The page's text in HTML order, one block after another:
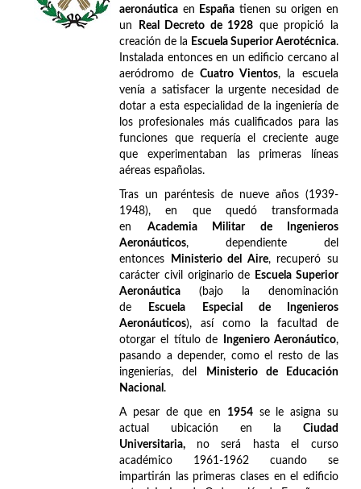
aeronáutica en España tienen su origen en
un
Real Decreto de 1928 que propició la
creación de la Escuela Superior Aerotécnica.
Instalada entonces en un edificio cercano al
aeródromo deCuatro Vientos, la escuela
venía a satisfacer la urgente necesidad de
dotar a esta especialidad de la ingeniería de
los profesionales más cualificados para las
funciones que requería el creciente auge
que experimentaban las primeras líneas
aéreas españolas.
Tras un paréntesis de nueve años (1939-
1948), en que quedó transformada
en Academia Militar de Ingenieros
Aeronáuticos, dependiente del
entonces
Ministerio del Aire, recuperó su
carácter civil originario de
Escuela Superior
Aeronáutica (bajo la denominación
de
Escuela Especial de Ingenieros
Aeronáuticos), así como la facultad de
otorgar el título de
Ingeniero Aeronáutico,
pasando a depender, como el resto de las
ingenierías, del
Ministerio de Educación
Nacional .
A pesar de que en 1954se le asigna su
actual ubicación en la Ciudad
Universitaria, no será hasta el curso
académico 1961-1962 cuando se
impartirán las primeras clases en el edificio